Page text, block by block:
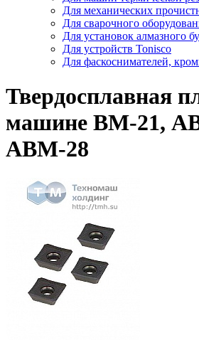
Для механических
Для сварочного
Для установок алмазного
Для устройств Tonisco
Для фаскоснимателей,
Твердосплавная
машине ВМ-21,
ABM-28